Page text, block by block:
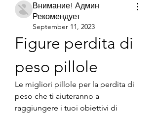
Внимание! Админ
Рекомендует
September 11, 2023
Figure perdita di
peso pillole
Le migliori pillole per la perdita di
peso che ti aiuteranno a
raggiungere i tuoi obiettivi di